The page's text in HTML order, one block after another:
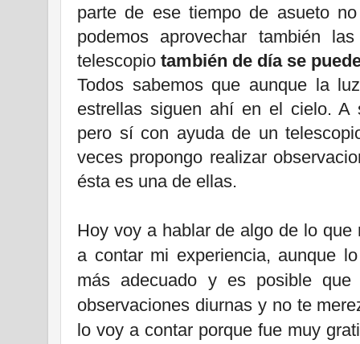
parte de ese tiempo de asueto
podemos aprovechar también
telescopio también de día se
Todos sabemos que aunque la
estrellas siguen ahí en el cielo. A
pero sí con ayuda de un
veces propongo realizar
ésta es una de ellas.
Hoy voy a hablar de algo de lo
a contar mi experiencia, aunque
más adecuado y es posible
observaciones diurnas y no te
lo voy a contar porque fue muy